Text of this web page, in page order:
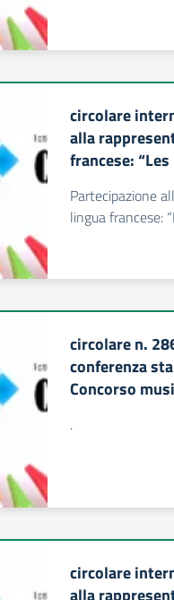
circolare
alla
francese:
Partecipazione
lingua francese:
circolare n.
conferenza
Concorso
.
circolare
alla